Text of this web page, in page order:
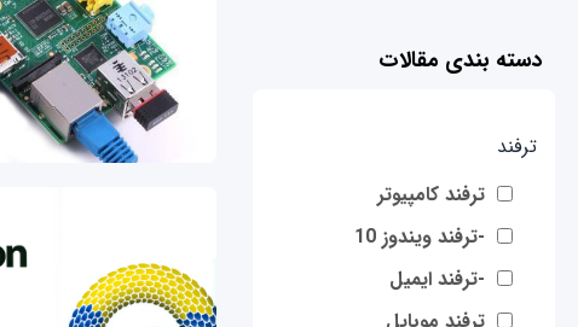
دسته بندی مقالات
ترفند
ترفند کامپیوتر
-ترفند ویندوز 10
-ترفند ایمیل